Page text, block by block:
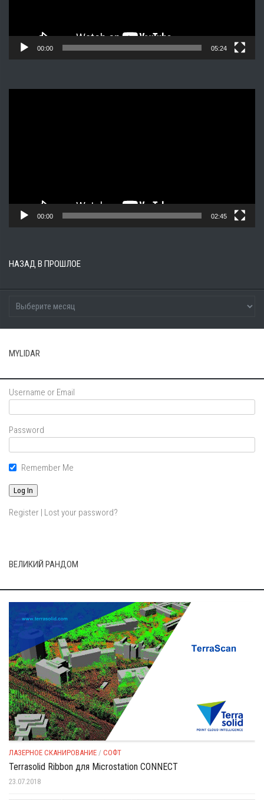
00:00 05:24
00:00 02:45
НАЗАД В ПРОШЛОЕ
MYLIDAR
Username or Email
Password
Remember Me
Register | Lost your password?
ВЕЛИКИЙ РАНДОМ
ЛАЗЕРНОЕ СКАНИРОВАНИЕ / СОФТ
Terrasolid Ribbon для Microstation CONNECT
23.07.2018